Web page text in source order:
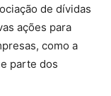
de dívidas
ações para
como a
parte dos